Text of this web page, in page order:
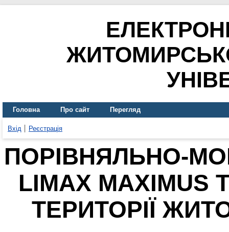
Головна Про сайт Перегляд
Вхід Реєстрація
ПОРІВНЯЛЬНО-
LIMAX MAXIMUS
ТЕРИТОРІЇ